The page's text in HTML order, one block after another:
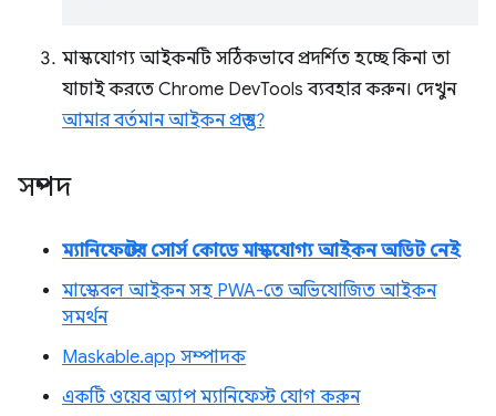
মাস্কযোগ্য আইকনটি সঠিকভাবে প্রদর্শিত হচ্ছে কিনা তা
যাচাই করতে Chrome DevTools ব্যবহার করুন। দেখুন
আমার বর্তমান আইকন প্রস্তুত?
সম্পদ
ম্যানিফেস্টের সোর্স কোডে মাস্কযোগ্য আইকন অডিট নেই
মাস্কেবল আইকন সহ PWA-তে অভিযোজিত আইকন
সমর্থন
Maskable.app সম্পাদক
একটি ওয়েব অ্যাপ ম্যানিফেস্ট যোগ করুন